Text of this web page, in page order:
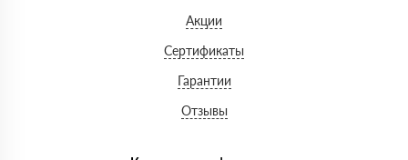
Акции
Сертификаты
Гарантии
Отзывы